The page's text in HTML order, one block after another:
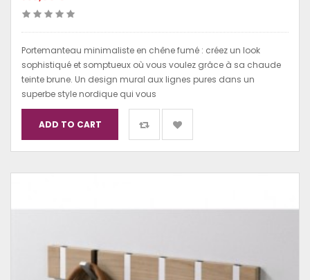
Portemanteau minimaliste en chêne fumé : créez un look
sophistiqué et somptueux où vous voulez grâce à sa chaude
teinte brune. Un design mural aux lignes pures dans un
superbe style nordique qui vous
ADD TO CART